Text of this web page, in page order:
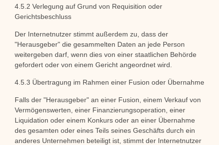
4.5.2 Verlegung auf Grund von Requisition oder
Gerichtsbeschluss
Der Internetnutzer stimmt außerdem zu, dass der
"Herausgeber" die gesammelten Daten an jede Person
weitergeben darf, wenn dies von einer staatlichen Behörde
gefordert oder von einem Gericht angeordnet wird.
4.5.3 Übertragung im Rahmen einer Fusion oder Übernahme
Falls der "Herausgeber" an einer Fusion, einem Verkauf von
Vermögenswerten, einer Finanzierungsoperation, einer
Liquidation oder einem Konkurs oder an einer Übernahme
des gesamten oder eines Teils seines Geschäfts durch ein
anderes Unternehmen beteiligt ist, stimmt der Internetnutzer